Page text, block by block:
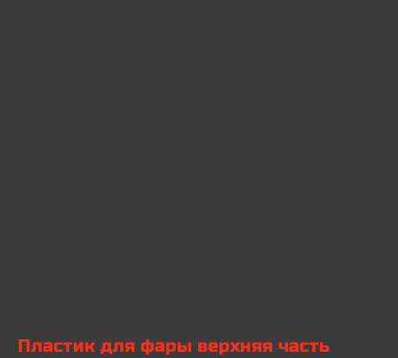
Пластик для фары верхняя часть